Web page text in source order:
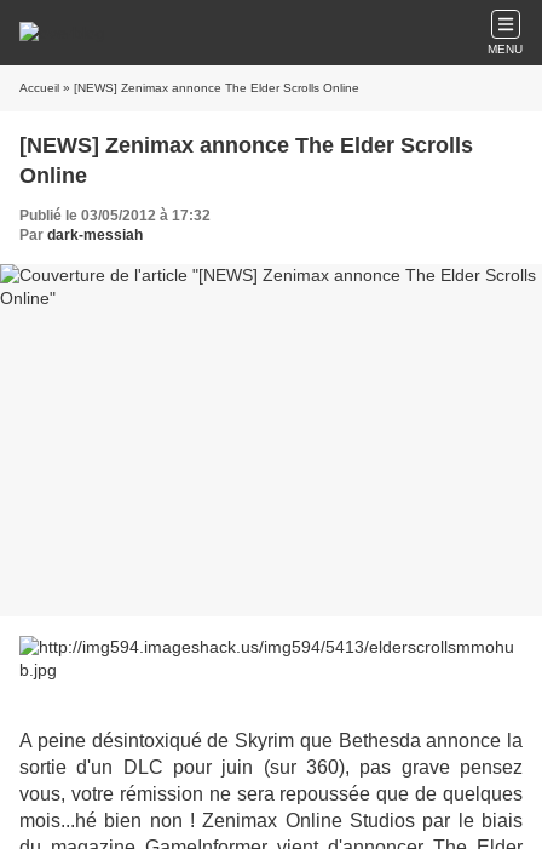
MENU
Accueil » [NEWS] Zenimax annonce The Elder Scrolls Online
[NEWS] Zenimax annonce The Elder Scrolls
Online
Publié le 03/05/2012 à 17:32
Par dark-messiah
A peine désintoxiqué de Skyrim que Bethesda annonce la
sortie d'un DLC pour juin (sur 360), pas grave pensez
vous, votre rémission ne sera repoussée que de quelques
mois...hé bien non ! Zenimax Online Studios par le biais